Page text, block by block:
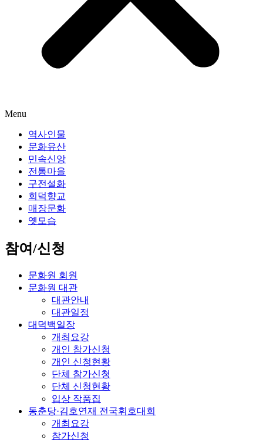
Menu
역사인물
문화유산
민속신앙
전통마을
구전설화
회덕향교
매장문화
옛모습
참여/신청
문화원 회원
문화원 대관
대관안내
대관일정
대덕백일장
개최요강
개인 참가신청
개인 신청현황
단체 참가신청
단체 신청현황
입상 작품집
동춘당·김호연재 전국휘호대회
개최요강
참가신청